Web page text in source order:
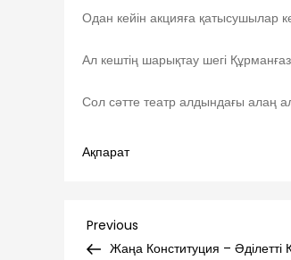
Одан кейін акцияға қатысушылар
Ал кештің шарықтау шегі
Сол сәтте театр алдындағы алаң
Ақпарат
Навигация
Previous
Post
Previous
Жаңа Конституция – Әділетті